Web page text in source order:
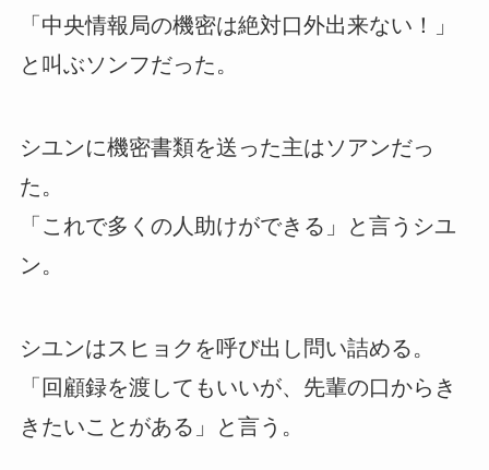
「中央情報局の機密は絶対口外出来ない！」
と叫ぶソンフだった。
シユンに機密書類を送った主はソアンだっ
た。
「これで多くの人助けができる」と言うシユ
ン。
シユンはスヒョクを呼び出し問い詰める。
「回顧録を渡してもいいが、先輩の口からき
きたいことがある」と言う。